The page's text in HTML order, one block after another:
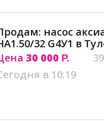
насос
32 G4У1 в
30 000 Р.
в 10:19